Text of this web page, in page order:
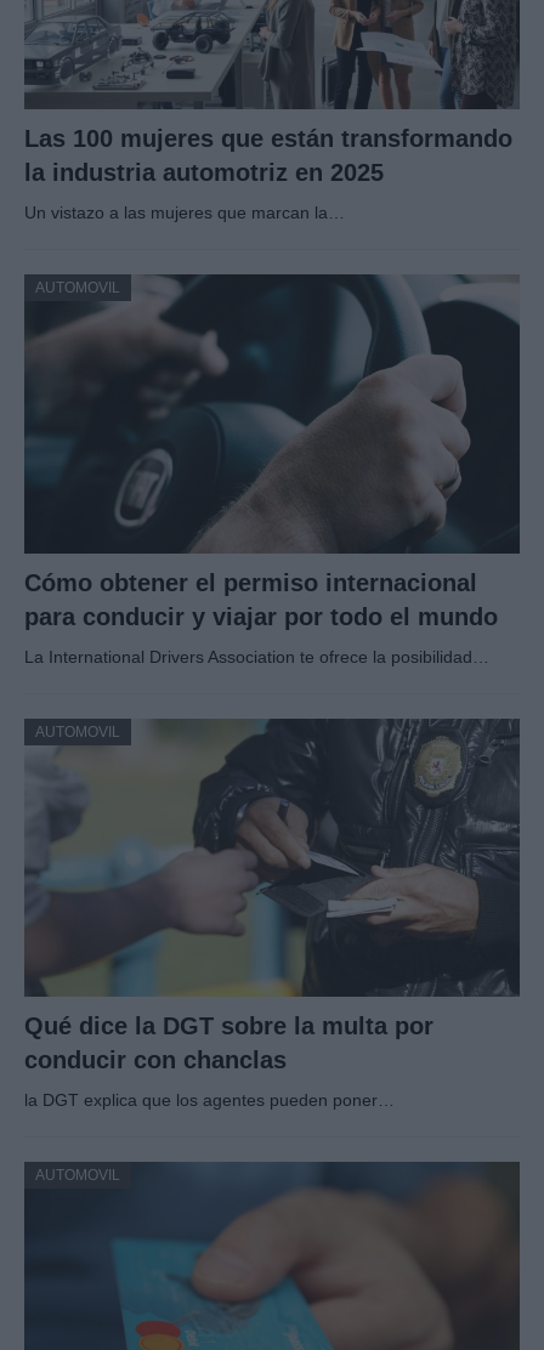
Las 100 mujeres que están transformando
la industria automotriz en 2025
Un vistazo a las mujeres que marcan la…
AUTOMOVIL
Cómo obtener el permiso internacional
para conducir y viajar por todo el mundo
La International Drivers Association te ofrece la posibilidad…
AUTOMOVIL
Qué dice la DGT sobre la multa por
conducir con chanclas
la DGT explica que los agentes pueden poner…
AUTOMOVIL